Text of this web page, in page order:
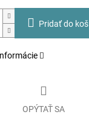
Pridať do
OPÝTAŤ SA